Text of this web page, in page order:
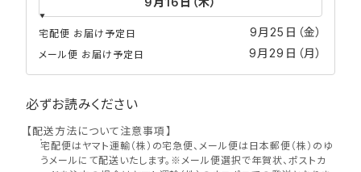
宅配便 お届け予定日 9月25日（金）
メール便 お届け予定日 9月29日（月）
必ずお読みください
【配送方法について注意事項】
宅配便はヤマト運輸（株）の宅急便、メール便は日本郵便（株）のゆ
うメールにて配送いたします。※メール便選択で年賀状、ポストカ